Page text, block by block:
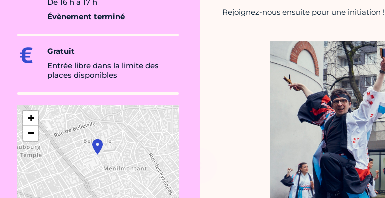
De 16 h à 17 h
Évènement terminé
Gratuit
Entrée libre dans la limite des
places disponibles
+
−
Rejoignez-nous ensuite pour une initiation !